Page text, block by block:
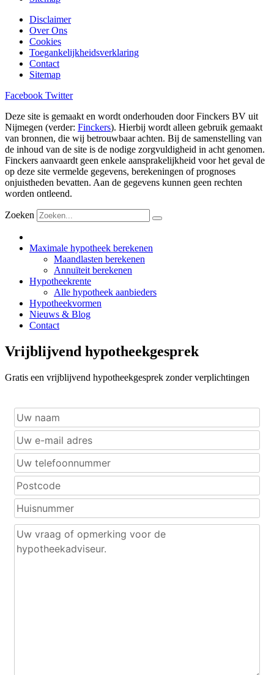
Disclaimer
Over Ons
Cookies
Toegankelijkheidsverklaring
Contact
Sitemap
Facebook Twitter
Deze site is gemaakt en wordt onderhouden door Finckers BV uit
Nijmegen (verder: Finckers). Hierbij wordt alleen gebruik gemaakt
van bronnen, die wij betrouwbaar achten. Bij de samenstelling van
de inhoud van de site is de nodige zorgvuldigheid in acht genomen.
Finckers aanvaardt geen enkele aansprakelijkheid voor het geval de
op deze site vermelde gegevens, berekeningen of prognoses
onjuistheden bevatten. Aan de gegevens kunnen geen rechten
worden ontleend.
Zoeken
Maximale hypotheek berekenen
Maandlasten berekenen
Annuïteit berekenen
Hypotheekrente
Alle hypotheek aanbieders
Hypotheekvormen
Nieuws & Blog
Contact
Vrijblijvend hypotheekgesprek
Gratis een vrijblijvend hypotheekgesprek zonder verplichtingen